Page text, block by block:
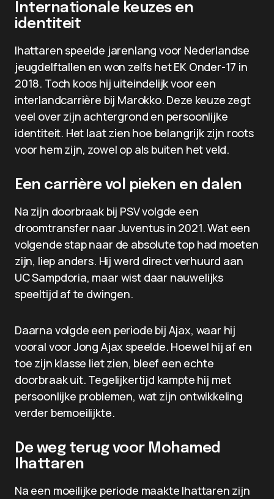
Internationale keuzes en
identiteit
Ihattaren speelde jarenlang voor Nederlandse
jeugdelftallen en won zelfs het EK Onder-17 in
2018. Toch koos hij uiteindelijk voor een
interlandcarrière bij Marokko. Deze keuze zegt
veel over zijn achtergrond en persoonlijke
identiteit. Het laat zien hoe belangrijk zijn roots
voor hem zijn, zowel op als buiten het veld.
Een carrière vol pieken en dalen
Na zijn doorbraak bij PSV volgde een
droomtransfer naar Juventus in 2021. Wat een
volgende stap naar de absolute top had moeten
zijn, liep anders. Hij werd direct verhuurd aan
UC Sampdoria, maar wist daar nauwelijks
speeltijd af te dwingen.
Daarna volgde een periode bij Ajax, waar hij
vooral voor Jong Ajax speelde. Hoewel hij af en
toe zijn klasse liet zien, bleef een echte
doorbraak uit. Tegelijkertijd kampte hij met
persoonlijke problemen, wat zijn ontwikkeling
verder bemoeilijkte.
De weg terug voor Mohamed
Ihattaren
Na een moeilijke periode maakte Ihattaren zijn